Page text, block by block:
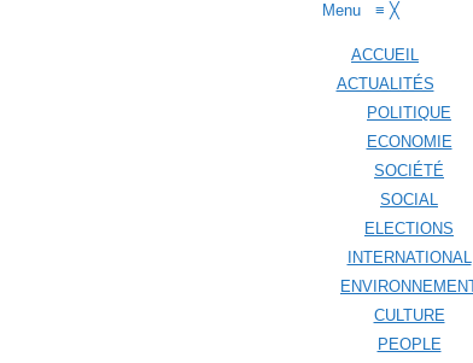
Menu ≡ ╳
ACCUEIL
ACTUALITÉS
POLITIQUE
ECONOMIE
SOCIÉTÉ
SOCIAL
ELECTIONS
INTERNATIONAL
CULTURE
PEOPLE